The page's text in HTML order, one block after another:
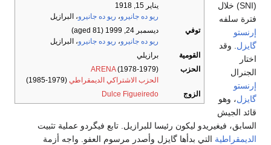
يناير 15, 1918
ريو ده جانيرو، ريو ده جانيرو، البرازيل
توفي
ديسمبر 24, 1999
(aged 81)
ريو ده جانيرو، ريو ده جانيرو، البرازيل
القومية
برازيلي
الحزب
ARENA(1978-1979)
الحزب الاشتراكي الديمقراطي (1979-1985)
الزوج
Dulce Figueiredo
(SNI) خلال
فترة سلفه
إرنستو
گايزل . وقد
اختار
الجنرال
إرنستو
گايزل، وهو
قائد الجيش
السابق، فيغيريدو ليكون رئيسا للبرازيل. تابع فيگردو عملية تثبيت
الديمقراطية التي بدأها گايزل وأصدر مرسوم العفو. واجه أزمة